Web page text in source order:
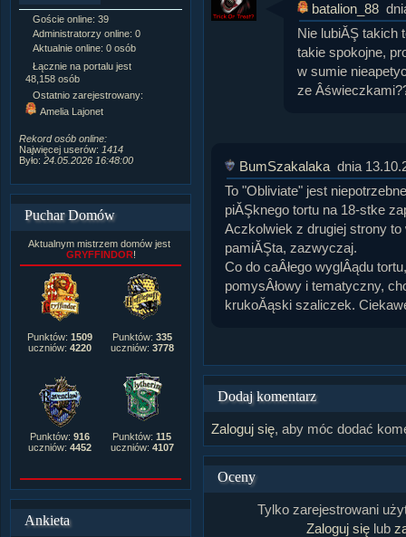
Goście online: 39
Administratorzy online: 0
Aktualnie online: 0 osób
Łącznie na portalu jest
48,158 osób
Ostatnio zarejestrowany:
Amelia Lajonet
Rekord osób online:
Najwięcej userów: 1414
Było: 24.05.2026 16:48:00
Napisanych artykułów:
1,087
10,564
319,637
Komentarzy do materiałów:
Puchar Domów
Aktualnym mistrzem domów jest
GRYFFINDOR!
Punktów: 1509
uczniów: 4220
Punktów: 335
uczniów: 3778
Punktów: 916
uczniów: 4452
Punktów: 115
uczniów: 4107
Ankieta
batalion_88
Nie lubiĂŞ takich
takie spokojne,
w sumie
ze
BumSzakalaka dnia
To "Obliviate" jest
piĂŞknego tortu na 18-stke
Aczkolwiek z drugiej strony to
pamiĂŞta, zazwyczaj.
Co do caÂłego wyglÂądu
pomysÂłowy i tematyczny,
krukoĂąski szaliczek.
Dodaj komentarz
Zaloguj się, aby móc dodać
Oceny
Tylko zarejestrowani
Zaloguj się lub